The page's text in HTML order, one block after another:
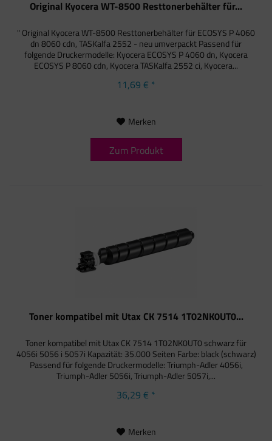
Original Kyocera WT-8500 Resttonerbehälter für...
" Original Kyocera WT-8500 Resttonerbehälter für ECOSYS P 4060
dn 8060 cdn, TASKalfa 2552 - neu umverpackt Passend für
folgende Druckermodelle: Kyocera ECOSYS P 4060 dn, Kyocera
ECOSYS P 8060 cdn, Kyocera TASKalfa 2552 ci, Kyocera...
11,69 € *
Merken
Zum Produkt
Toner kompatibel mit Utax CK 7514 1T02NK0UT0...
Toner kompatibel mit Utax CK 7514 1T02NK0UT0 schwarz für
4056i 5056 i 5057i Kapazität: 35.000 Seiten Farbe: black (schwarz)
Passend für folgende Druckermodelle: Triumph-Adler 4056i,
Triumph-Adler 5056i, Triumph-Adler 5057i,...
36,29 € *
Merken